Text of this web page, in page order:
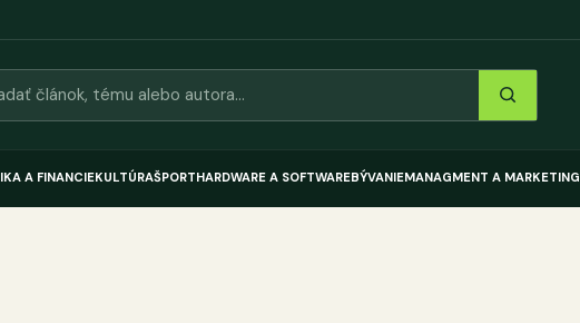
A FINANCIEKULTÚRAŠPORTHARDWARE A SOFTWAREBÝVANIEMANAGMENT A MARKETING